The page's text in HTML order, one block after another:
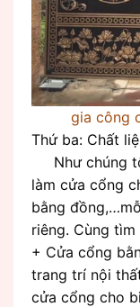
gia công
Thứ ba: Chất
Như chúng
làm cửa cổng
bằng
riêng. Cùng tìm
+ Cửa cổng
trang trí nội
cửa cổng cho